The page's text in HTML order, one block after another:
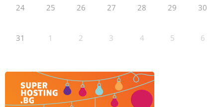
24 25 26 27 28 29 30
31 1 2 3 4 5 6